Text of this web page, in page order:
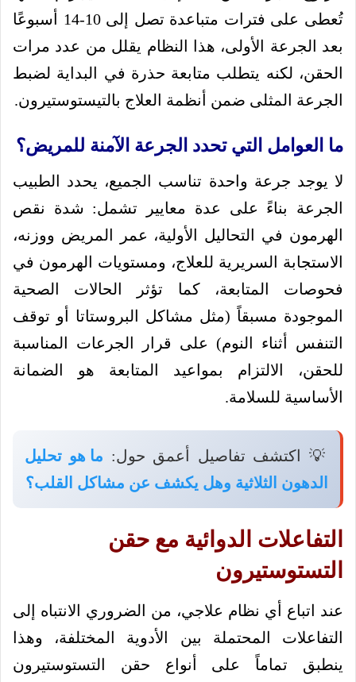
تُعطى على فترات متباعدة تصل إلى 10-14 أسبوعًا
بعد الجرعة الأولى، هذا النظام يقلل من عدد مرات
الحقن، لكنه يتطلب متابعة حذرة في البداية لضبط
الجرعة المثلى ضمن أنظمة العلاج بالتيستوستيرون.
ما العوامل التي تحدد الجرعة الآمنة للمريض؟
لا يوجد جرعة واحدة تناسب الجميع، يحدد الطبيب
الجرعة بناءً على عدة معايير تشمل: شدة نقص
الهرمون في التحاليل الأولية، عمر المريض ووزنه،
الاستجابة السريرية للعلاج، ومستويات الهرمون في
فحوصات المتابعة، كما تؤثر الحالات الصحية
الموجودة مسبقاً (مثل مشاكل البروستاتا أو توقف
التنفس أثناء النوم) على قرار الجرعات المناسبة
للحقن، الالتزام بمواعيد المتابعة هو الضمانة
الأساسية للسلامة.
💡 اكتشف تفاصيل أعمق حول: ما هو تحليل
الدهون الثلاثية وهل يكشف عن مشاكل القلب؟
التفاعلات الدوائية مع حقن
التستوستيرون
عند اتباع أي نظام علاجي، من الضروري الانتباه إلى
التفاعلات المحتملة بين الأدوية المختلفة، وهذا
ينطبق تماماً على أنواع حقن التستوستيرون